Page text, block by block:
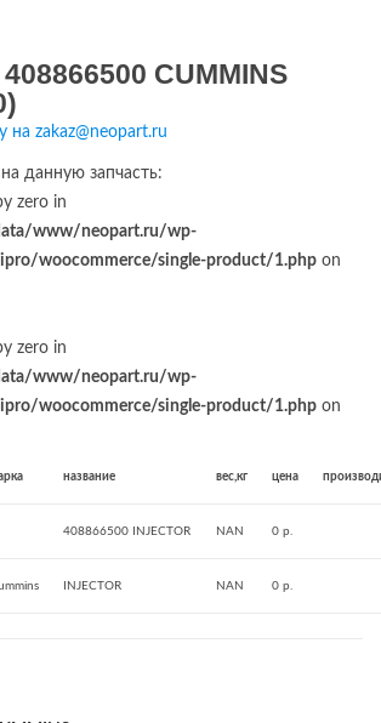
CUMMINS
на zakaz@neopart.ru
данную запчасть:
zero in
www/neopart.ru/wp-
woocommerce/single-product/1.php on
zero in
www/neopart.ru/wp-
woocommerce/single-product/1.php on
название вес,кг цена
408866500 INJECTOR NAN 0 р.
INJECTOR NAN 0 р.